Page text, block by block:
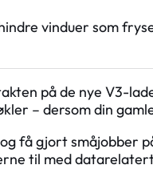
vinduer som
på de nye V3-
– dersom din
få gjort småjobber
til med